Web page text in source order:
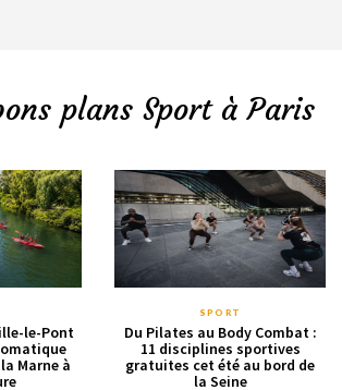
plans Sport à Paris
le-Pont
Marne à
SPORT
Du Pilates au Body Combat :
11 disciplines sportives
gratuites cet été au bord de
la Seine